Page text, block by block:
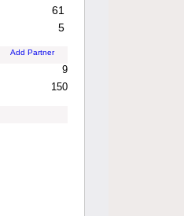
61
5
Add Partner
9
150